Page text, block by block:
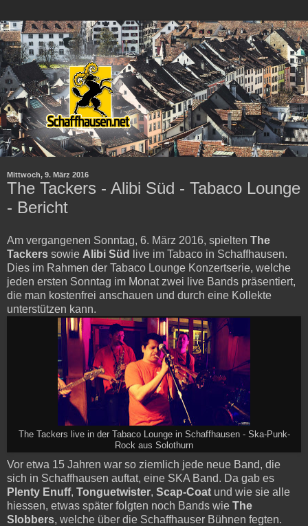
Mittwoch, 9. März 2016
The Tackers - Alibi Süd - Tabaco Lounge
- Bericht
Am vergangenen Sonntag, 6. März 2016, spielten The
Tackers sowie Alibi Süd
live im Tabaco in Schaffhausen.
Dies im Rahmen der Tabaco Lounge Konzertserie, welche
jeden ersten Sonntag im Monat zwei live Bands präsentiert,
die man kostenfrei anschauen und durch eine Kollekte
unterstützen kann.
The Tackers live in der Tabaco Lounge in Schaffhausen - Ska-Punk-
Rock aus Solothurn
Vor etwa 15 Jahren war so ziemlich jede neue Band, die
sich in Schaffhausen auftat, eine SKA Band. Da gab es
Plenty Enuff, Tonguetwister, Scap-Coat und wie sie alle
hiessen, etwas später folgten noch Bands wie The
Slobbers, welche über die Schaffhauser Bühnen fegten.